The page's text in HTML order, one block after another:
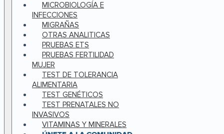
MICROBIOLOGÍA E
INFECCIONES
MIGRAÑAS
OTRAS ANALITICAS
PRUEBAS ETS
PRUEBAS FERTILIDAD
MUJER
TEST DE TOLERANCIA
ALIMENTARIA
TEST GENÉTICOS
TEST PRENATALES NO
INVASIVOS
VITAMINAS Y MINERALES